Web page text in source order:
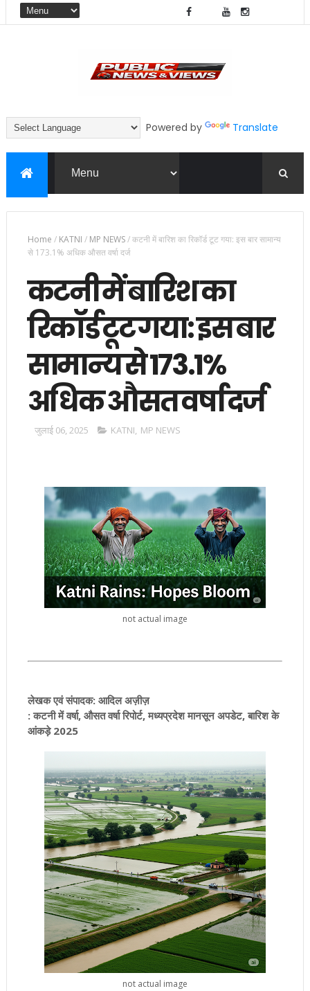
Powered by Translate
Home / KATNI / MP NEWS/कटनी में बारिश का रिकॉर्ड टूट गया: इस बार सामान्य
से 173.1% अधिक औसत वर्षा दर्ज
कटनी में बारिश का
रिकॉर्ड टूट गया: इस बार
सामान्य से 173.1%
अधिक औसत वर्षा दर्ज
जुलाई 06, 2025 KATNI, MP NEWS
not actual image
लेखक एवं संपादक: आदिल अज़ीज़
: कटनी में वर्षा, औसत वर्षा रिपोर्ट, मध्यप्रदेश मानसून अपडेट, बारिश के
आंकड़े 2025
not actual image